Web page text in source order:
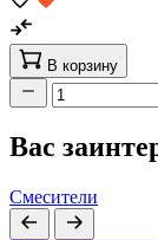
В корзину
Вас
Смесители